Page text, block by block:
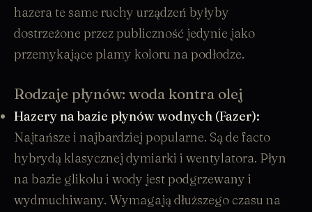
hazera te same ruchy urządzeń byłyby
dostrzeżone przez publiczność jedynie jako
przemykające plamy koloru na podłodze.
Rodzaje płynów: woda kontra olej
Hazery na bazie płynów wodnych (Fazer):
Najtańsze i najbardziej popularne. Są de facto
hybrydą klasycznej dymiarki i wentylatora. Płyn
na bazie glikolu i wody jest podgrzewany i
wydmuchiwany. Wymagają dłuższego czasu na